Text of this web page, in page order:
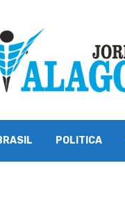
POLITICA